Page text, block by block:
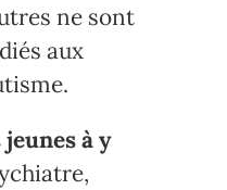
ne sont
aux
à y